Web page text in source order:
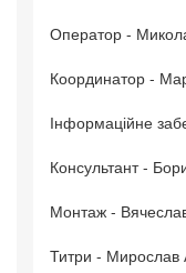
Оператор -
Координатор -
Інформаційне
Консультант -
Монтаж -
Титри - Мирослав